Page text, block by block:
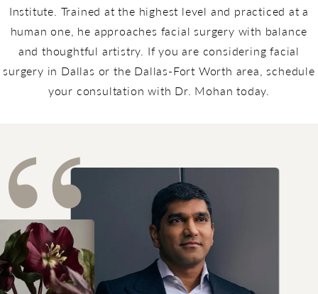
Institute. Trained at the highest level and practiced at a
human one, he approaches facial surgery with balance
and thoughtful artistry. If you are considering facial
surgery in Dallas or the Dallas-Fort Worth area, schedule
your consultation with Dr. Mohan today.